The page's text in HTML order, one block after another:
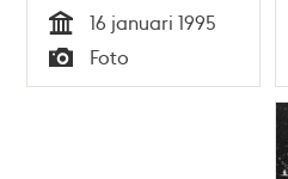
Tid
16 januari 1995
Typ
Foto